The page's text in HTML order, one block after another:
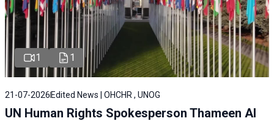
1 1
21-07-2026 Edited News | OHCHR , UNOG
UN Human Rights Spokesperson Thameen Al